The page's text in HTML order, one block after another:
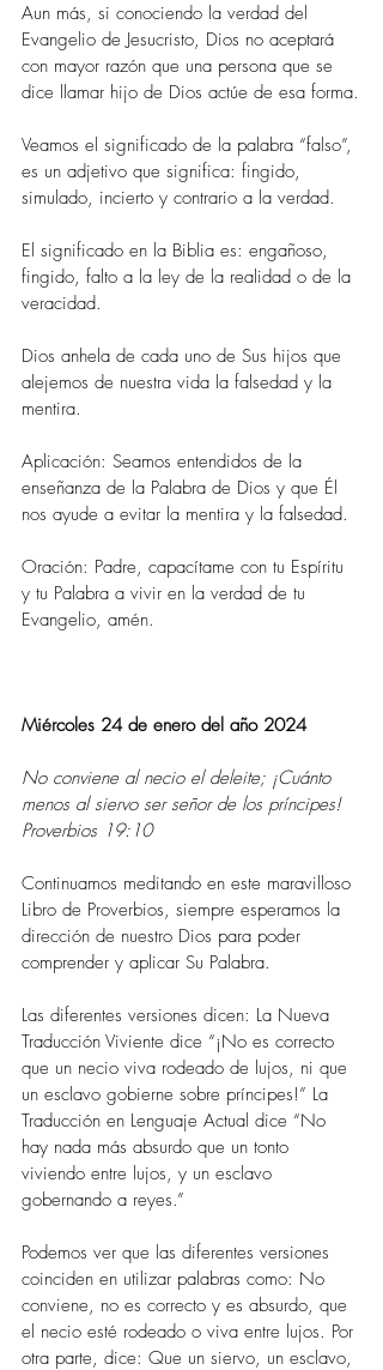
Aun más, si conociendo la verdad del
Evangelio de Jesucristo, Dios no aceptará
con mayor razón que una persona que se
dice llamar hijo de Dios actúe de esa forma.
Veamos el significado de la palabra “falso”,
es un adjetivo que significa: fingido,
simulado, incierto y contrario a la verdad.
El significado en la Biblia es: engañoso,
fingido, falto a la ley de la realidad o de la
veracidad.
Dios anhela de cada uno de Sus hijos que
alejemos de nuestra vida la falsedad y la
mentira.
Aplicación: Seamos entendidos de la
enseñanza de la Palabra de Dios y que Él
nos ayude a evitar la mentira y la falsedad.
Oración: Padre, capacítame con tu Espíritu
y tu Palabra a vivir en la verdad de tu
Evangelio, amén.
Miércoles 24 de enero del año 2024
No conviene al necio el deleite; ¡Cuánto
menos al siervo ser señor de los príncipes!
Proverbios 19:10
Continuamos meditando en este maravilloso
Libro de Proverbios, siempre esperamos la
dirección de nuestro Dios para poder
comprender y aplicar Su Palabra.
Las diferentes versiones dicen: La Nueva
Traducción Viviente dice “¡No es correcto
que un necio viva rodeado de lujos, ni que
un esclavo gobierne sobre príncipes!” La
Traducción en Lenguaje Actual dice “No
hay nada más absurdo que un tonto
viviendo entre lujos, y un esclavo
gobernando a reyes.”
Podemos ver que las diferentes versiones
coinciden en utilizar palabras como: No
conviene, no es correcto y es absurdo, que
el necio esté rodeado o viva entre lujos. Por
otra parte, dice: Que un siervo, un esclavo,